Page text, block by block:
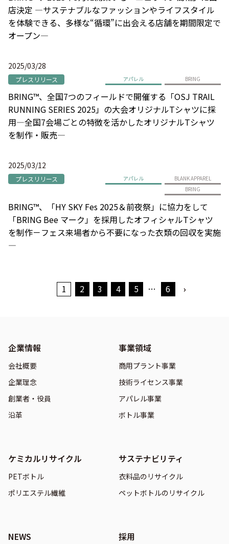
店決定 ―サステナブルなファッションやライフスタイル
を体験できる、多様な“循環”に出会える店舗を期間限定で
オープン―
2025/03/28
プレスリリース アパレル BRING
BRING™、全国7つのフィールドで開催する「OSJ TRAIL
RUNNING SERIES 2025」の大会オリジナルTシャツに採
用―全国7会場ごとの特徴を活かしたオリジナルTシャツ
を制作・販売―
2025/03/12
プレスリリース アパレル
BLANK APPAREL
BRING
BRING™、「HY SKY Fes 2025＆前夜祭」に協力をして
「BRING Bee マーク」を採用したオフィシャルTシャツ
を制作－フェス来場者から不要になった衣類の回収を実施
―
1 2 3 4 5 … 6 ›
企業情報
会社概要
企業理念
創業者・役員
沿革
事業領域
商用プラント事業
技術ライセンス事業
アパレル事業
ボトル事業
ケミカルリサイクル
PETボトル
ポリエステル繊維
サステナビリティ
衣料品のリサイクル
ペットボトルのリサイクル
NEWS 採用